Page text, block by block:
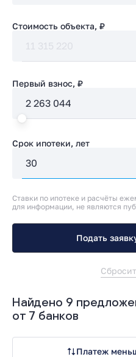
Стоимость объекта, ₽
Первый взнос, ₽
Срок ипотеки, лет
Ставки по ипотеке и расчёты
для информации, не являются
Подать
Найдено 9
от 7 банков
Платеж